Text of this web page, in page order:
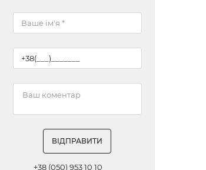
ВІДПРАВИТИ
+38 (050) 953 10 10